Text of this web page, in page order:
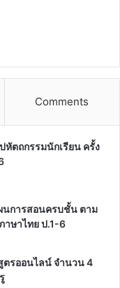
Comments
ตถกรรมนักเรียน ครั้ง
การสอนครบชั้น ตาม
าษาไทย ป.1-6
ตรออนไลน์ จำนวน 4